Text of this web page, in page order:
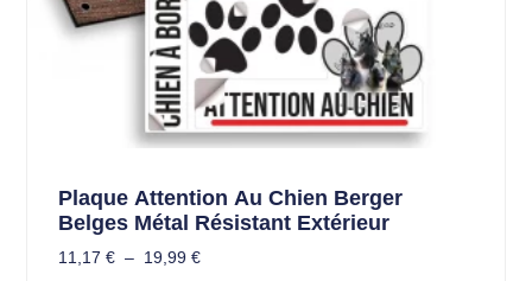
Plaque Attention Au Chien Berger
Belges Métal Résistant Extérieur
11,17 € – 19,99 €